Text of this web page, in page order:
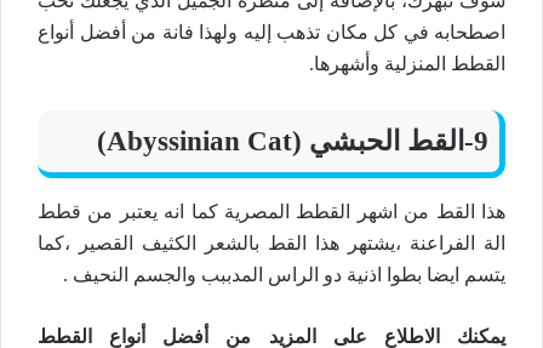
اصطحابه في كل مكان تذهب إليه ولهذا فانة من أفضل أنواع
القطط المنزلية وأشهرها.
9-القط الحبشي (Abyssinian Cat)
هذا القط من اشهر القطط المصرية كما انه يعتبر من قطط
الة الفراعنة ،يشتهر هذا القط بالشعر الكثيف القصير ،كما
يتسم ايضا بطوا اذنية دو الراس المدببب والجسم النحيف .
يمكنك الاطلاع على المزيد من أفضل أنواع القطط